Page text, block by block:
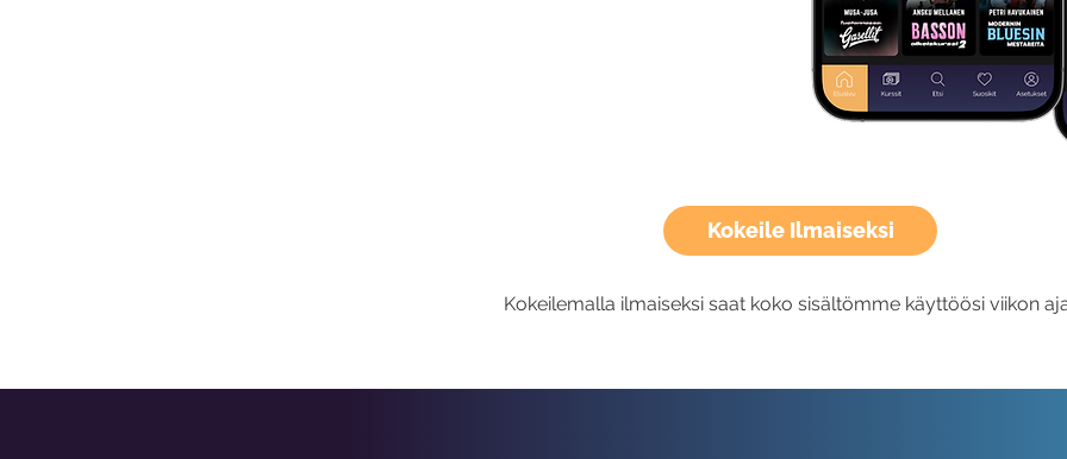
Kokeile Ilmaiseksi
Kokeilemalla ilmaiseksi saat koko sisältömme käyttöösi viikon